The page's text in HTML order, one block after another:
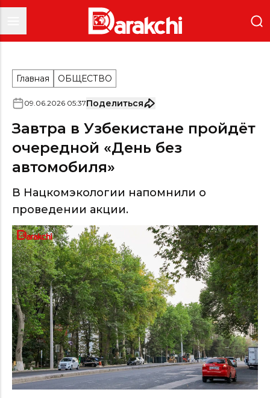
Главная ОБЩЕСТВО
09.06.2026 05:37Поделиться
Завтра в Узбекистане пройдёт
очередной «День без
автомобиля»
В Нацкомэкологии напомнили о
проведении акции.